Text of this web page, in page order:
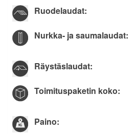
Ruodelaudat:
Nurkka- ja saumalaudat:
Räystäslaudat:
Toimituspaketin koko:
Paino: